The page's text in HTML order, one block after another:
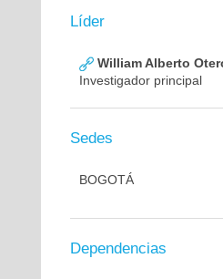
Líder
William Alberto
Investigador principal
Sedes
BOGOTÁ
Dependencias